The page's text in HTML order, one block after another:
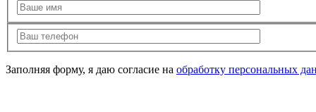
Заполняя форму, я даю согласие на обработку персональных